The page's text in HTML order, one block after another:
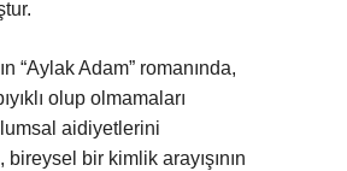
“Aylak Adam” romanında,
olup olmamaları
aidiyetlerini
bireysel bir kimlik arayışının